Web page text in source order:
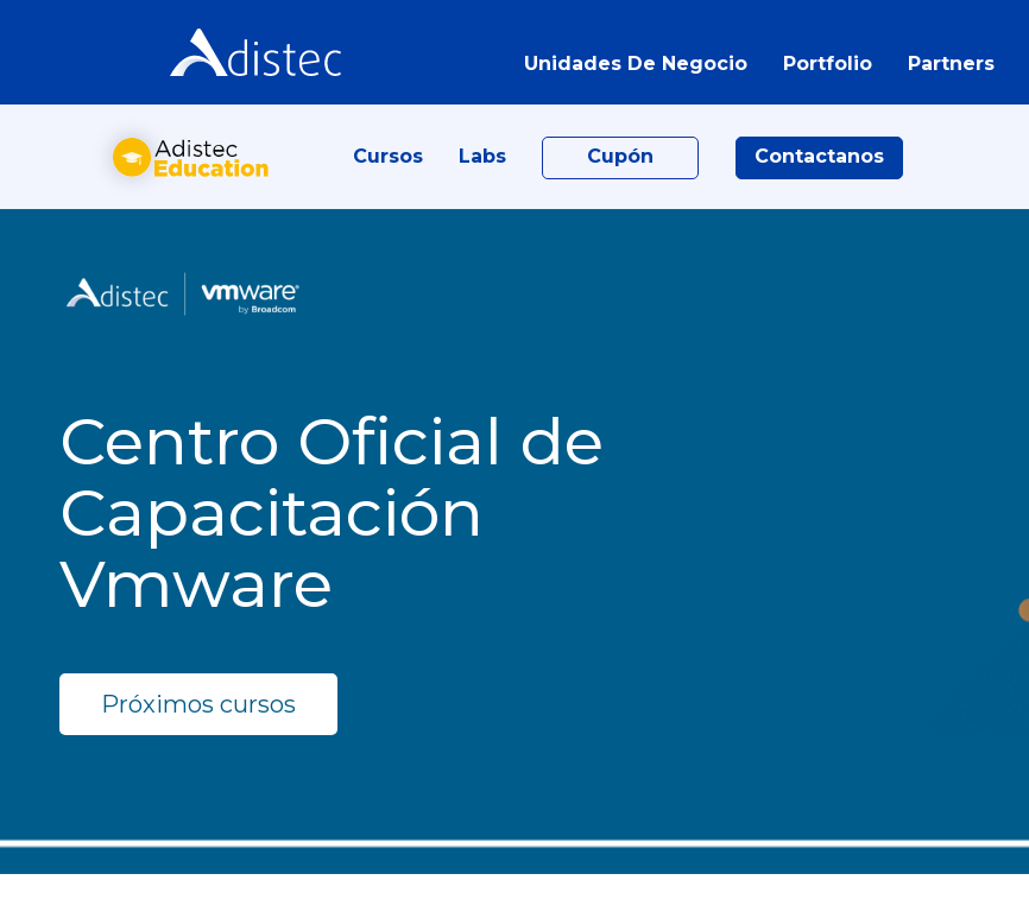
Unidades De Negocio Portfolio Partners
Cursos Labs Cupón Contactanos
Centro Oficial de
Capacitación
Vmware
Próximos cursos